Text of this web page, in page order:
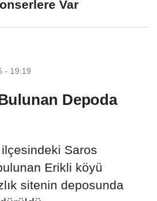
Var
- 19:19
Depoda
Saros
Erikli köyü
sitenin deposunda